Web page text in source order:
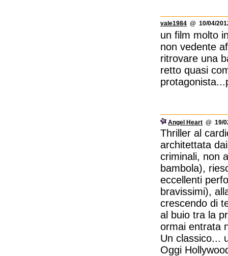
vale1984 @ 10/04/
un film molto
non vedente
ritrovare una
retto quasi
Angel Heart @ 19/
Thriller al
architettata
criminali, non
bambola),
eccellenti
bravissimi),
crescendo di
al buio tra la
ormai entrata
Un classico...
Oggi